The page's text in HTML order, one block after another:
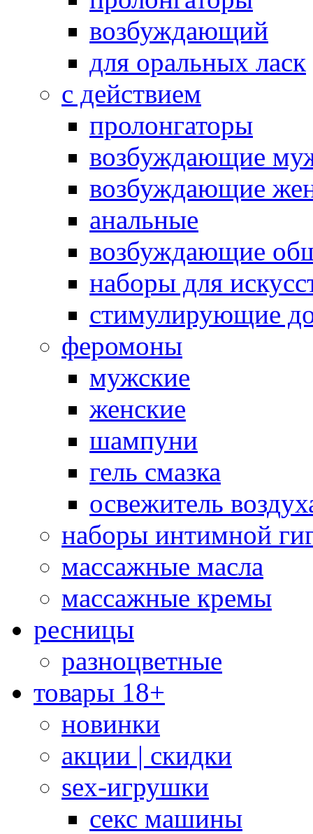
возбуждающий
для оральных ласк
с действием
пролонгаторы
возбуждающие
возбуждающие
анальные
возбуждающие
наборы для
стимулирующие
феромоны
мужские
женские
шампуни
гель смазка
освежитель
наборы интимной
массажные масла
массажные кремы
ресницы
разноцветные
товары 18+
новинки
акции | скидки
sex-игрушки
секс машины